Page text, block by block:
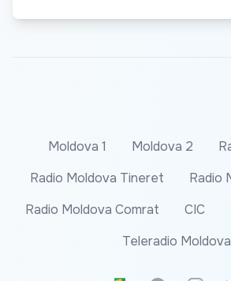
Moldova 1 Moldova 2
Radio Moldova Tineret
Radio
Radio Moldova Comrat
CIC
Teleradio Moldova